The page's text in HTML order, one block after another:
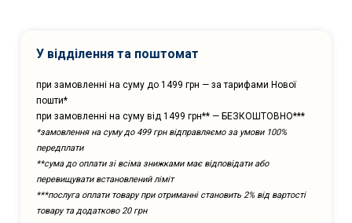
У відділення та поштомат
при замовленні на суму до 1499 грн — за тарифами Нової
пошти*
при замовленні на суму від 1499 грн** — БЕЗКОШТОВНО***
*замовлення на суму до 499 грн відправляємо за умови 100%
передплати
**сума до оплати зі всіма знижками має відповідати або
перевищувати встановлений ліміт
***послуга оплати товару при отриманні становить 2% від вартості
товару та додатково 20 грн